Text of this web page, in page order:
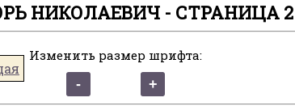
НИКОЛАЕВИЧ - СТРАНИЦА 2
Изменить размер шрифта: